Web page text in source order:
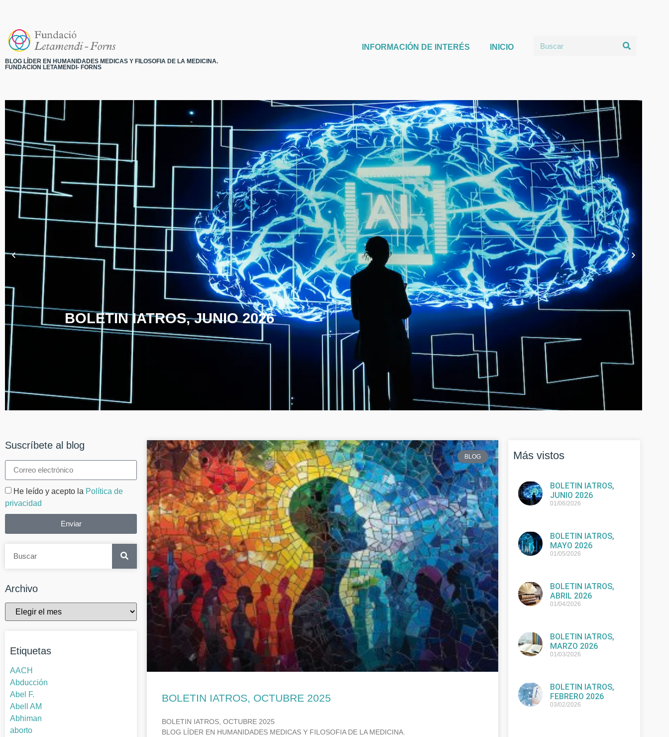
BLOG LÍDER EN HUMANIDADES MEDICAS Y FILOSOFIA DE LA MEDICINA.
FUNDACION LETAMENDI- FORNS
INFORMACIÓN DE INTERÉS INICIO
BOLETIN IATROS, JUNIO 2026
Suscríbete al blog
He leído y acepto la Política de
privacidad
Enviar
Archivo
Etiquetas
AACH
Abducción
Abel F.
Abell AM
Abhiman
aborto
BLOG
BOLETIN IATROS, OCTUBRE 2025
BOLETIN IATROS, OCTUBRE 2025
BLOG LÍDER EN HUMANIDADES MEDICAS Y FILOSOFIA DE LA MEDICINA.
Más vistos
BOLETIN IATROS,
JUNIO 2026
01/06/2026
BOLETIN IATROS,
MAYO 2026
01/05/2026
BOLETIN IATROS,
ABRIL 2026
01/04/2026
BOLETIN IATROS,
MARZO 2026
01/03/2026
BOLETIN IATROS,
FEBRERO 2026
03/02/2026